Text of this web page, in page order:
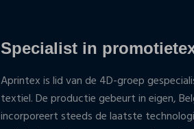
Specialist in
Aprintex is lid van de 4D-groep
textiel. De productie gebeurt in eigen,
incorporeert steeds de laatste